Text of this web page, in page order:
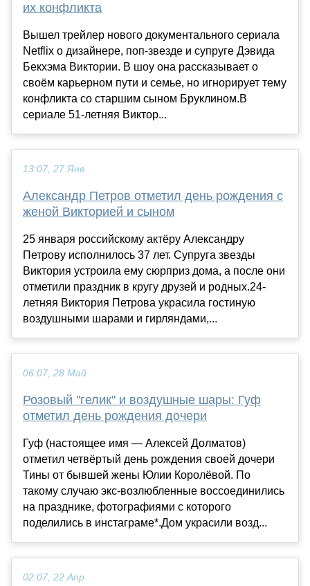
их конфликта
Вышел трейлер нового документального сериала
Netflix о дизайнере, поп-звезде и супруге Дэвида
Бекхэма Виктории. В шоу она рассказывает о
своём карьерном пути и семье, но игнорирует тему
конфликта со старшим сыном Бруклином.В
сериале 51-летняя Виктор...
13:07, 27 Янв
Александр Петров отметил день рождения с
женой Викторией и сыном
25 января российскому актёру Александру
Петрову исполнилось 37 лет. Супруга звезды
Виктория устроила ему сюрприз дома, а после они
отметили праздник в кругу друзей и родных.24-
летняя Виктория Петрова украсила гостиную
воздушными шарами и гирляндами,...
06:07, 28 Май
Розовый "гелик" и воздушные шары: Гуф
отметил день рождения дочери
Гуф (настоящее имя — Алексей Долматов)
отметил четвёртый день рождения своей дочери
Тины от бывшей жены Юлии Королёвой. По
такому случаю экс-возлюбленные воссоединились
на празднике, фотографиями с которого
поделились в инстаграме*.Дом украсили возд...
02:07, 22 Апр